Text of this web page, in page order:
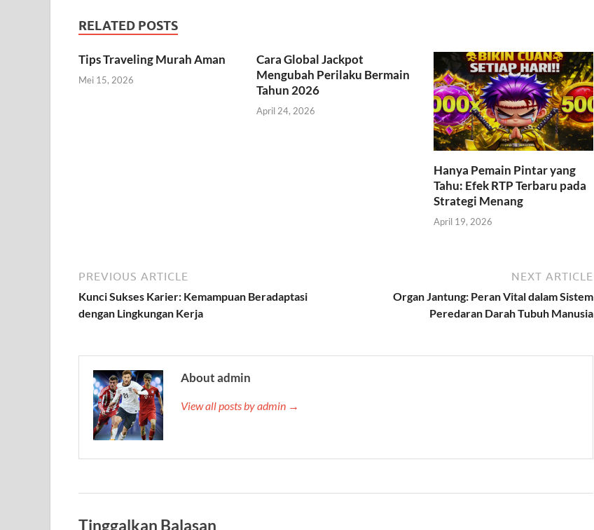
RELATED POSTS
Tips Traveling Murah Aman
Mei 15, 2026
Cara Global Jackpot
Mengubah Perilaku Bermain
Tahun 2026
April 24, 2026
Hanya Pemain Pintar yang
Tahu: Efek RTP Terbaru pada
Strategi Menang
April 19, 2026
PREVIOUS ARTICLE
Kunci Sukses Karier: Kemampuan Beradaptasi
dengan Lingkungan Kerja
NEXT ARTICLE
Organ Jantung: Peran Vital dalam Sistem
Peredaran Darah Tubuh Manusia
About admin
View all posts by admin →
Tinggalkan Balasan